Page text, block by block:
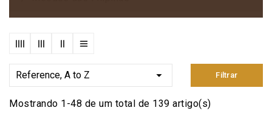
Reference, A to Z  Filtrar
Mostrando 1-48 de um total de 139 artigo(s)